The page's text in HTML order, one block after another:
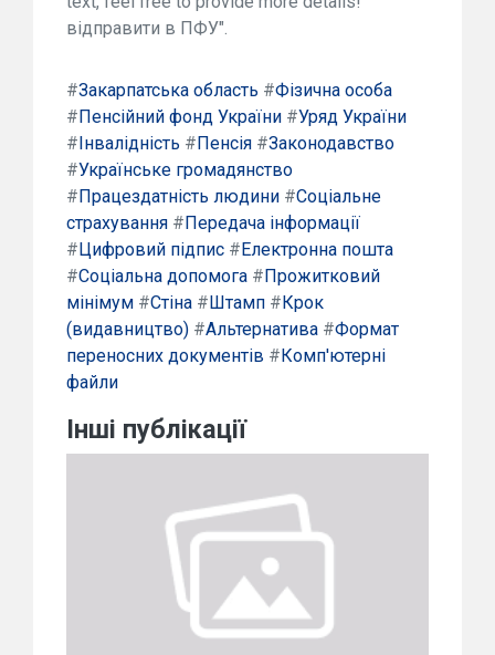
відправити в ПФУ".
#Закарпатська область #Фізична особа
#Пенсійний фонд України #Уряд України
#Інвалідність #Пенсія #Законодавство
#Українське громадянство
#Працездатність людини #Соціальне
страхування #Передача інформації
#Цифровий підпис #Електронна пошта
#Соціальна допомога #Прожитковий
мінімум #Стіна #Штамп #Крок
(видавництво) #Альтернатива #Формат
переносних документів #Комп'ютерні
файли
Інші публікації